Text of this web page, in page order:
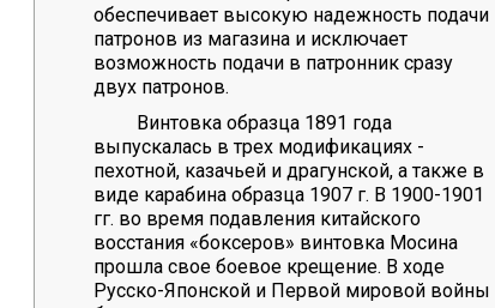
обеспечивает высокую надежность подачи
патронов из магазина и исключает
возможность подачи в патронник сразу
двух патронов.
Винтовка образца 1891 года
выпускалась в трех модификациях -
пехотной, казачьей и драгунской, а также в
виде карабина образца 1907 г. В 1900-1901
гг. во время подавления китайского
восстания «боксеров» винтовка Мосина
прошла свое боевое крещение. В ходе
Русско-Японской и Первой мировой войны